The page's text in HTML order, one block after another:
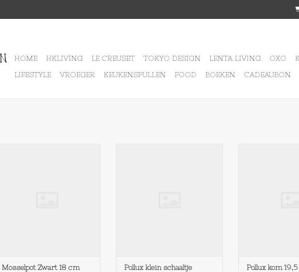
HOME HKLIVING LE CREUSET TOKYO DESIGN LENTA LIVING OXO
LIFESTYLE
VROEGER KEUKENSPULLEN FOOD BOEKEN CADEAUBON
Mosselpot Zwart 18 cm
Pollux klein schaaltje
Pollux kom